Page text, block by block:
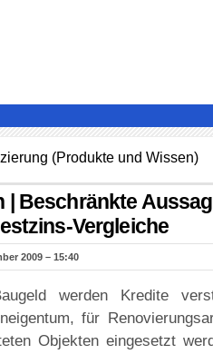
(Produkte und Wissen)
| Beschränkte
Vergleiche
2009 – 15:40
werden Kredite
für
Objekten eingesetzt